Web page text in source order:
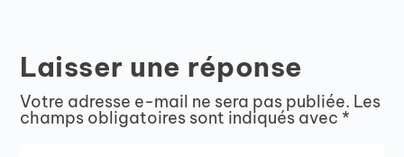
Laisser une réponse
Votre adresse e-mail ne sera pas publiée. Les
champs obligatoires sont indiqués avec *